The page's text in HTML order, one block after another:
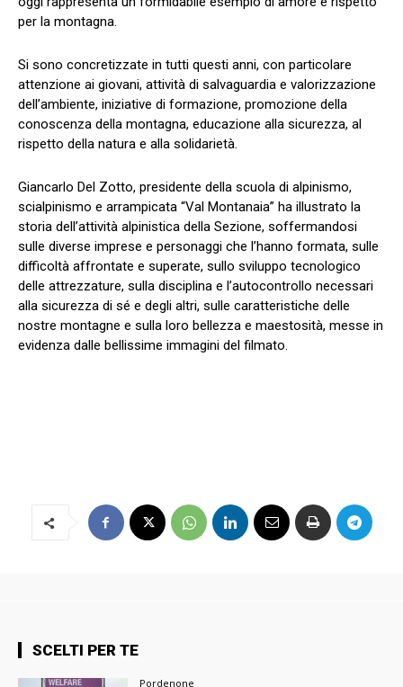
per la montagna.
Si sono concretizzate in tutti questi anni, con particolare
attenzione ai giovani, attività di salvaguardia e valorizzazione
dell’ambiente, iniziative di formazione, promozione della
conoscenza della montagna, educazione alla sicurezza, al
rispetto della natura e alla solidarietà.
Giancarlo Del Zotto, presidente della scuola di alpinismo,
scialpinismo e arrampicata “Val Montanaia” ha illustrato la
storia dell’attività alpinistica della Sezione, soffermandosi
sulle diverse imprese e personaggi che l’hanno formata, sulle
difficoltà affrontate e superate, sullo sviluppo tecnologico
delle attrezzature, sulla disciplina e l’autocontrollo necessari
alla sicurezza di sé e degli altri, sulle caratteristiche delle
nostre montagne e sulla loro bellezza e maestosità, messe in
evidenza dalle bellissime immagini del filmato.
SCELTI PER TE
Pordenone